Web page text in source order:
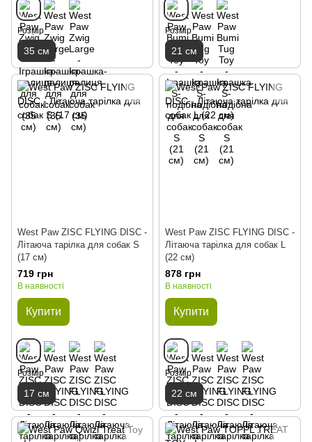
Розмір
35 см
Розмір
21 см
West Paw ZISC FLYING DISC -
Літаюча тарілка для собак S
(17 см)
719 грн
В наявності
Купити
Розмір
17 см
West Paw ZISC FLYING DISC -
Літаюча тарілка для собак L
(22 см)
878 грн
В наявності
Купити
Розмір
22 см